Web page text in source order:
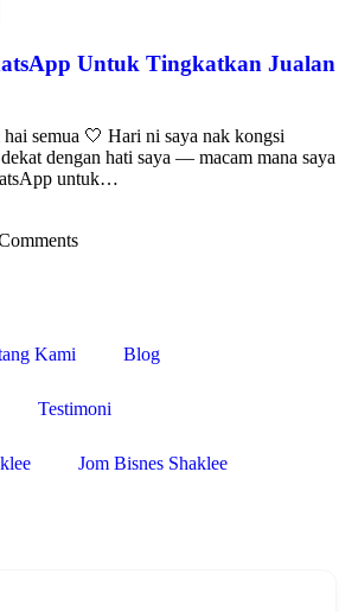
Untuk Tingkatkan Jualan
semua 🤍 Hari ni saya nak kongsi
dengan hati saya — macam mana saya
untuk…
Kami Blog
Testimoni
Jom Bisnes Shaklee